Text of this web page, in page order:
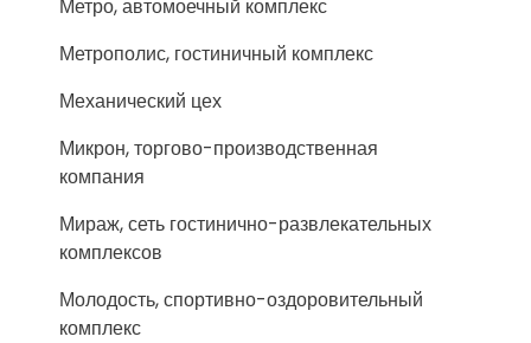
Метро, автомоечный комплекс
Метрополис, гостиничный комплекс
Механический цех
Микрон, торгово-производственная
компания
Мираж, сеть гостинично-развлекательных
комплексов
Молодость, спортивно-оздоровительный
комплекс